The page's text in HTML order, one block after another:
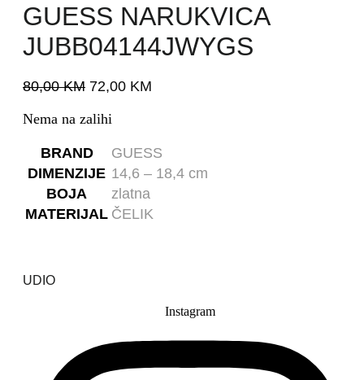
GUESS NARUKVICA
JUBB04144JWYGS
80,00KM 72,00 KM
Nema na zalihi
BRAND
GUESS
DIMENZIJE 14,6 – 18,4 cm
BOJA
zlatna
MATERIJAL ČELIK
UDIO
Instagram